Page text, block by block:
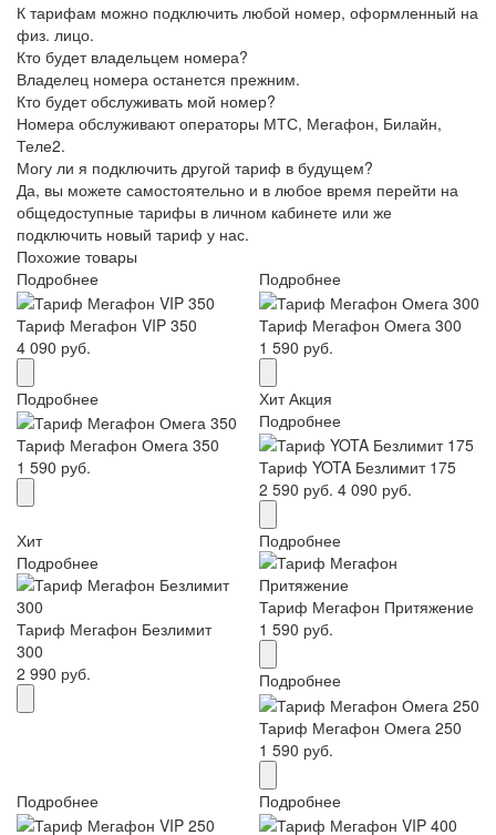
К тарифам можно подключить любой номер, оформленный на
физ. лицо.
Кто будет владельцем номера?
Владелец номера останется прежним.
Кто будет обслуживать мой номер?
Номера обслуживают операторы МТС, Мегафон, Билайн,
Теле2.
Могу ли я подключить другой тариф в будущем?
Да, вы можете самостоятельно и в любое время перейти на
общедоступные тарифы в личном кабинете или же
подключить новый тариф у нас.
Похожие товары
Подробнее
Тариф Мегафон VIP 350
4 090 руб.
Подробнее
Тариф Мегафон Омега 300
1 590 руб.
Подробнее
Тариф Мегафон Омега 350
1 590 руб.
Хит Акция
Подробнее
Тариф YOTA Безлимит 175
2 590 руб. 4 090 руб.
Хит
Подробнее
Тариф Мегафон Безлимит
300
2 990 руб.
Подробнее
Тариф Мегафон Притяжение
1 590 руб.
Подробнее
Тариф Мегафон Омега 250
1 590 руб.
Подробнее Подробнее